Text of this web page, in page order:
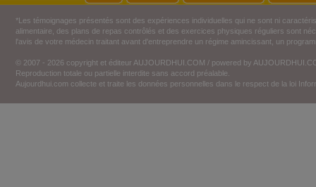
*Les témoignages présentés sont des expériences individuelles qui ne sont ni
alimentaire, des plans de repas contrôlés et des exercices physiques réguliers sont
l'avis de votre médecin traitant avant d'entreprendre un régime amincissant, un
© 2007 - 2026 copyright et éditeur AUJOURDHUI.COM / powered by
Reproduction totale ou partielle interdite sans accord préalable.
Aujourdhui.com collecte et traite les données personnelles dans le respect de la loi